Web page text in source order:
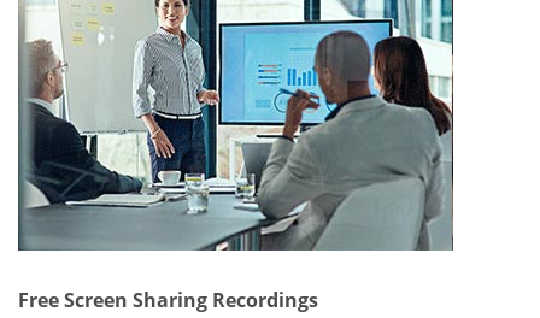
Free Screen Sharing Recordings